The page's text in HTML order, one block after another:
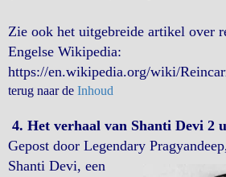
Zie ook het uitgebreide artikel over
Engelse Wikipedia:
https://en.wikipedia.org/wiki/
terug naar de Inhoud
4. Het verhaal van Shanti Devi 2
Gepost door Legendary
Shanti Devi, een